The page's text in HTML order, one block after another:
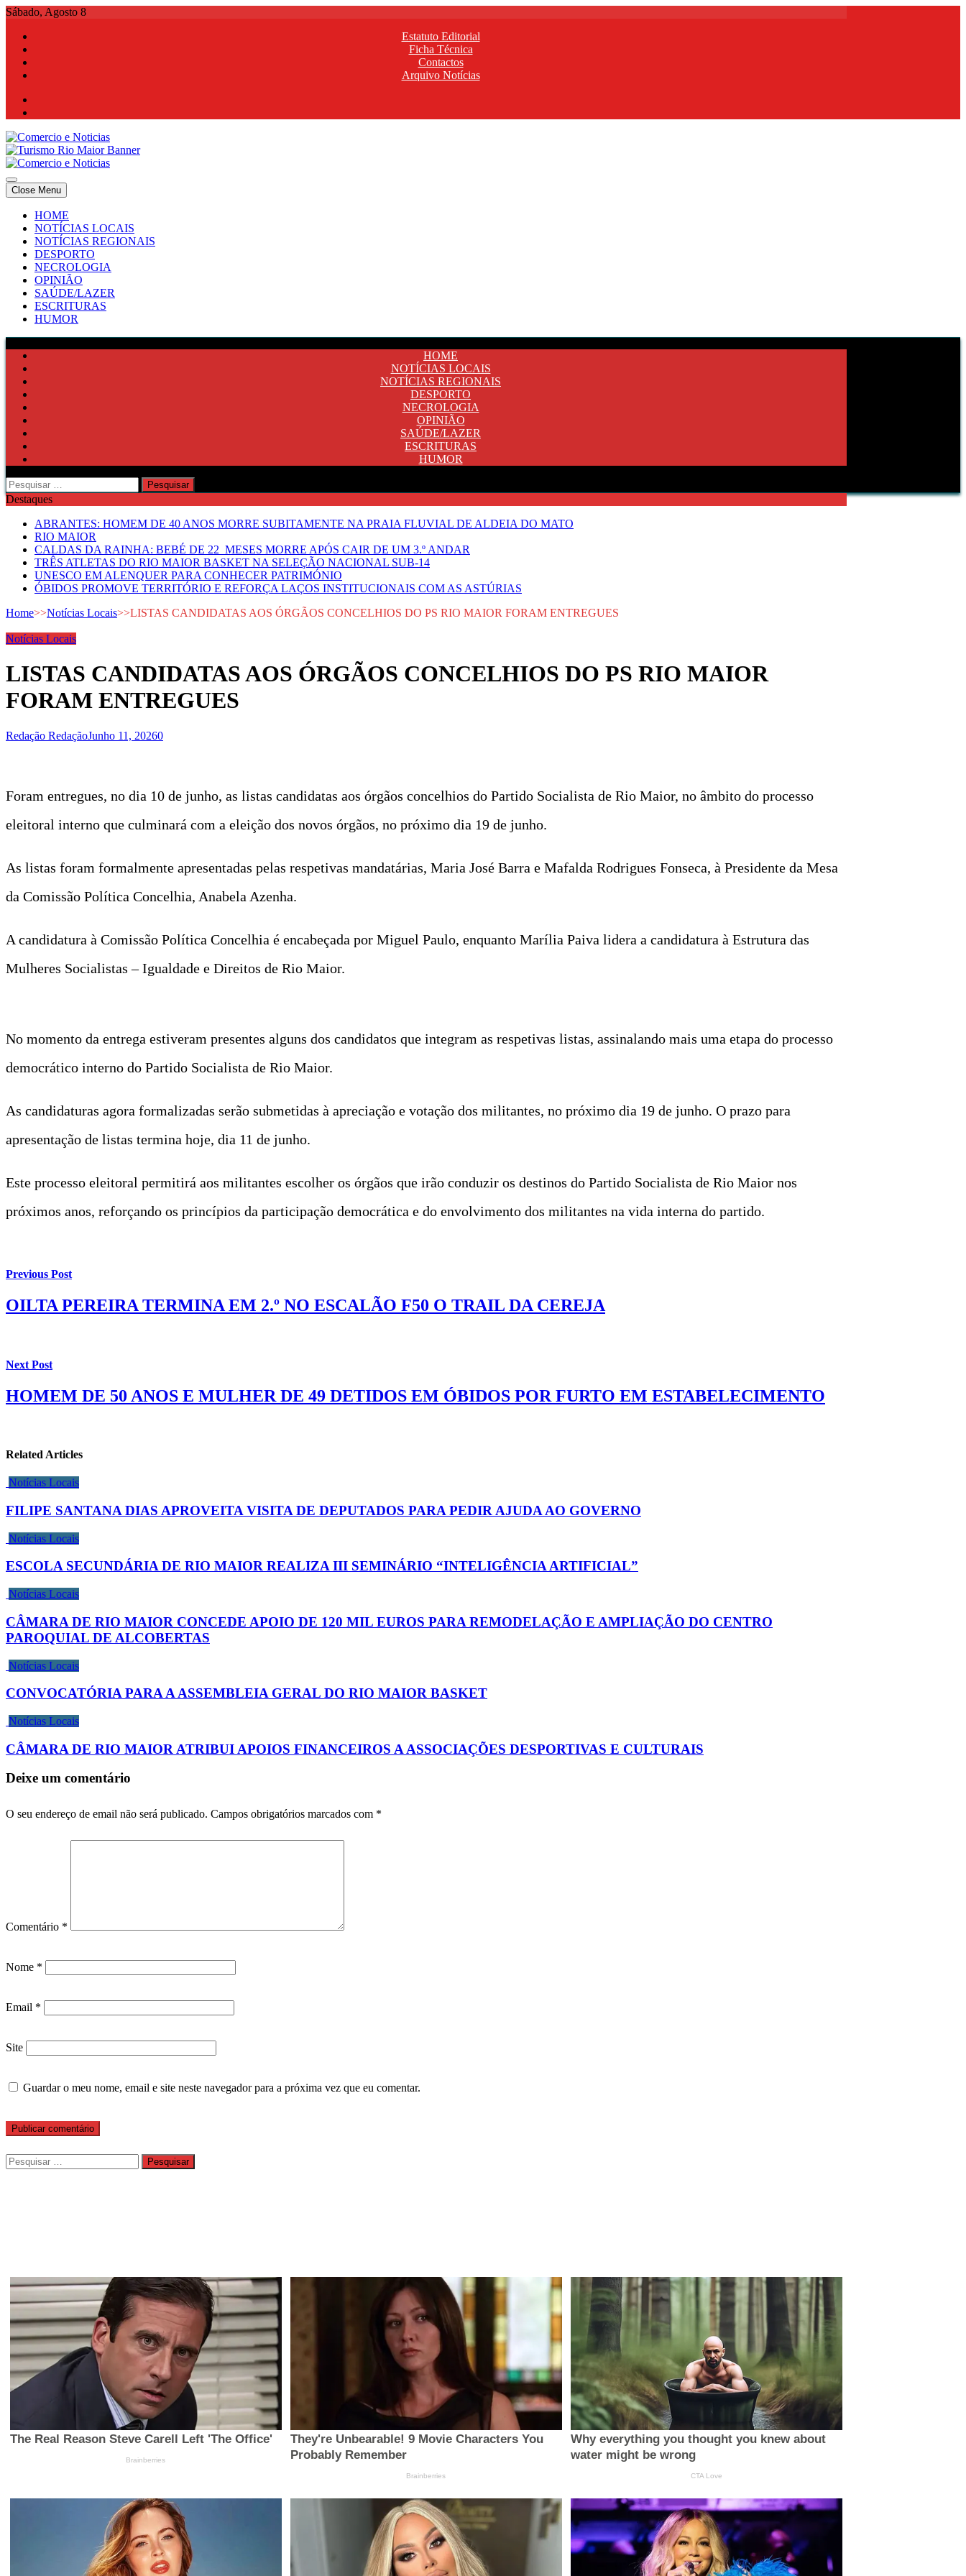
Skip
content
Sábado, Agosto 8
Estatuto Editorial
Ficha Técnica
Contactos
Arquivo Notícias
Comercio e Noticias
Notícias e Publicidade Online
Comercio e Noticias
Notícias e Publicidade Online
Close Menu
HOME
NOTÍCIAS LOCAIS
NOTÍCIAS REGIONAIS
DESPORTO
NECROLOGIA
OPINIÃO
SAÚDE/LAZER
ESCRITURAS
HUMOR
HOME
NOTÍCIAS LOCAIS
NOTÍCIAS REGIONAIS
DESPORTO
NECROLOGIA
OPINIÃO
SAÚDE/LAZER
ESCRITURAS
HUMOR
Pesquisar
por:
Destaques
ABRANTES: HOMEM DE 40 ANOS MORRE SUBITAMENTE NA PRAIA FLUVIAL DE ALDEIA DO MATO
RIO MAIOR
CALDAS DA RAINHA: BEBÉ DE 22 MESES MORRE APÓS CAIR DE UM 3.º ANDAR
TRÊS ATLETAS DO RIO MAIOR BASKET NA SELEÇÃO NACIONAL SUB-14
UNESCO EM ALENQUER PARA CONHECER PATRIMÓNIO
ÓBIDOS PROMOVE TERRITÓRIO E REFORÇA LAÇOS INSTITUCIONAIS COM AS ASTÚRIAS
Home>>Notícias Locais>>LISTAS CANDIDATAS AOS ÓRGÃOS CONCELHIOS DO PS RIO MAIOR FORAM ENTREGUES
Notícias Locais
LISTAS CANDIDATAS AOS ÓRGÃOS CONCELHIOS DO PS RIO MAIOR
FORAM ENTREGUES
Redação RedaçãoJunho 11, 20260
Foram entregues, no dia 10 de junho, as listas candidatas aos órgãos concelhios do Partido Socialista de Rio Maior, no âmbito do processo
eleitoral interno que culminará com a eleição dos novos órgãos, no próximo dia 19 de junho.
As listas foram formalmente apresentadas pelas respetivas mandatárias, Maria José Barra e Mafalda Rodrigues Fonseca, à Presidente da Mesa
da Comissão Política Concelhia, Anabela Azenha.
A candidatura à Comissão Política Concelhia é encabeçada por Miguel Paulo, enquanto Marília Paiva lidera a candidatura à Estrutura das
Mulheres Socialistas – Igualdade e Direitos de Rio Maior.
No momento da entrega estiveram presentes alguns dos candidatos que integram as respetivas listas, assinalando mais uma etapa do processo
democrático interno do Partido Socialista de Rio Maior.
As candidaturas agora formalizadas serão submetidas à apreciação e votação dos militantes, no próximo dia 19 de junho. O prazo para
apresentação de listas termina hoje, dia 11 de junho.
Este processo eleitoral permitirá aos militantes escolher os órgãos que irão conduzir os destinos do Partido Socialista de Rio Maior nos
próximos anos, reforçando os princípios da participação democrática e do envolvimento dos militantes na vida interna do partido.
Previous Post
OILTA PEREIRA TERMINA EM 2.º NO ESCALÃO F50 O TRAIL DA CEREJA
Next Post
HOMEM DE 50 ANOS E MULHER DE 49 DETIDOS EM ÓBIDOS POR FURTO EM ESTABELECIMENTO
Related Articles
Notícias Locais
FILIPE SANTANA DIAS APROVEITA VISITA DE DEPUTADOS PARA PEDIR AJUDA AO GOVERNO
Notícias Locais
ESCOLA SECUNDÁRIA DE RIO MAIOR REALIZA III SEMINÁRIO “INTELIGÊNCIA ARTIFICIAL”
Notícias Locais
CÂMARA DE RIO MAIOR CONCEDE APOIO DE 120 MIL EUROS PARA REMODELAÇÃO E AMPLIAÇÃO DO CENTRO
PAROQUIAL DE ALCOBERTAS
Notícias Locais
CONVOCATÓRIA PARA A ASSEMBLEIA GERAL DO RIO MAIOR BASKET
Notícias Locais
CÂMARA DE RIO MAIOR ATRIBUI APOIOS FINANCEIROS A ASSOCIAÇÕES DESPORTIVAS E CULTURAIS
Deixe um comentário
O seu endereço de email não será publicado. Campos obrigatórios marcados com *
Comentário *
Nome *
Email *
Site
Guardar o meu nome, email e site neste navegador para a próxima vez que eu comentar.
Pesquisar
por: